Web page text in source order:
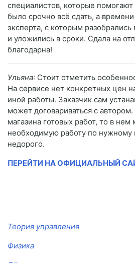
специалистов, которые
было срочно всё сдать, а
эксперта, с которым
и уложились в сроки. Сдала на
благодарна!
Ульяна: Стоит отметить
На сервисе нет конкретных цен
иной работы. Заказчик сам
может договариваться с
магазина готовых работ, то в
необходимую работу по нужному
недорого.
ПЕРЕЙТИ НА ОФИЦИАЛЬНЫЙ
Теория управления
Физика